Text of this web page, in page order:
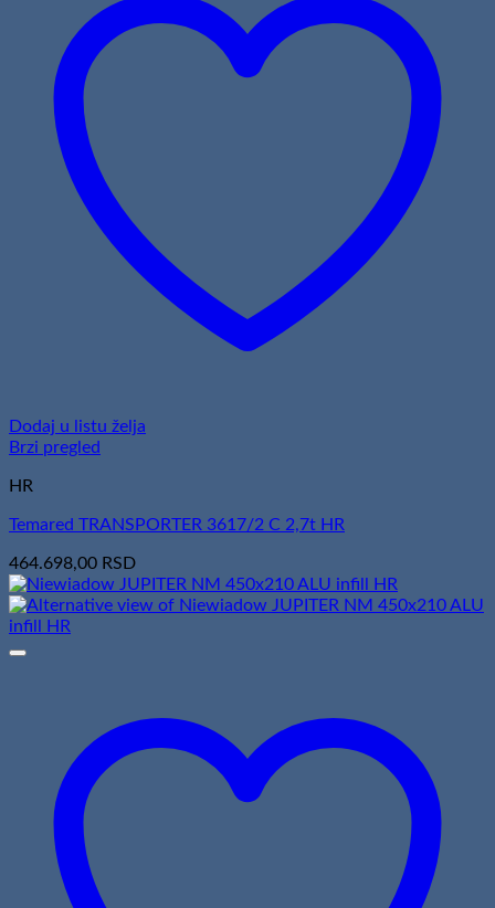
Dodaj u listu želja
Brzi pregled
HR
Temared TRANSPORTER 3617/2 C 2,7t HR
464.698,00 RSD